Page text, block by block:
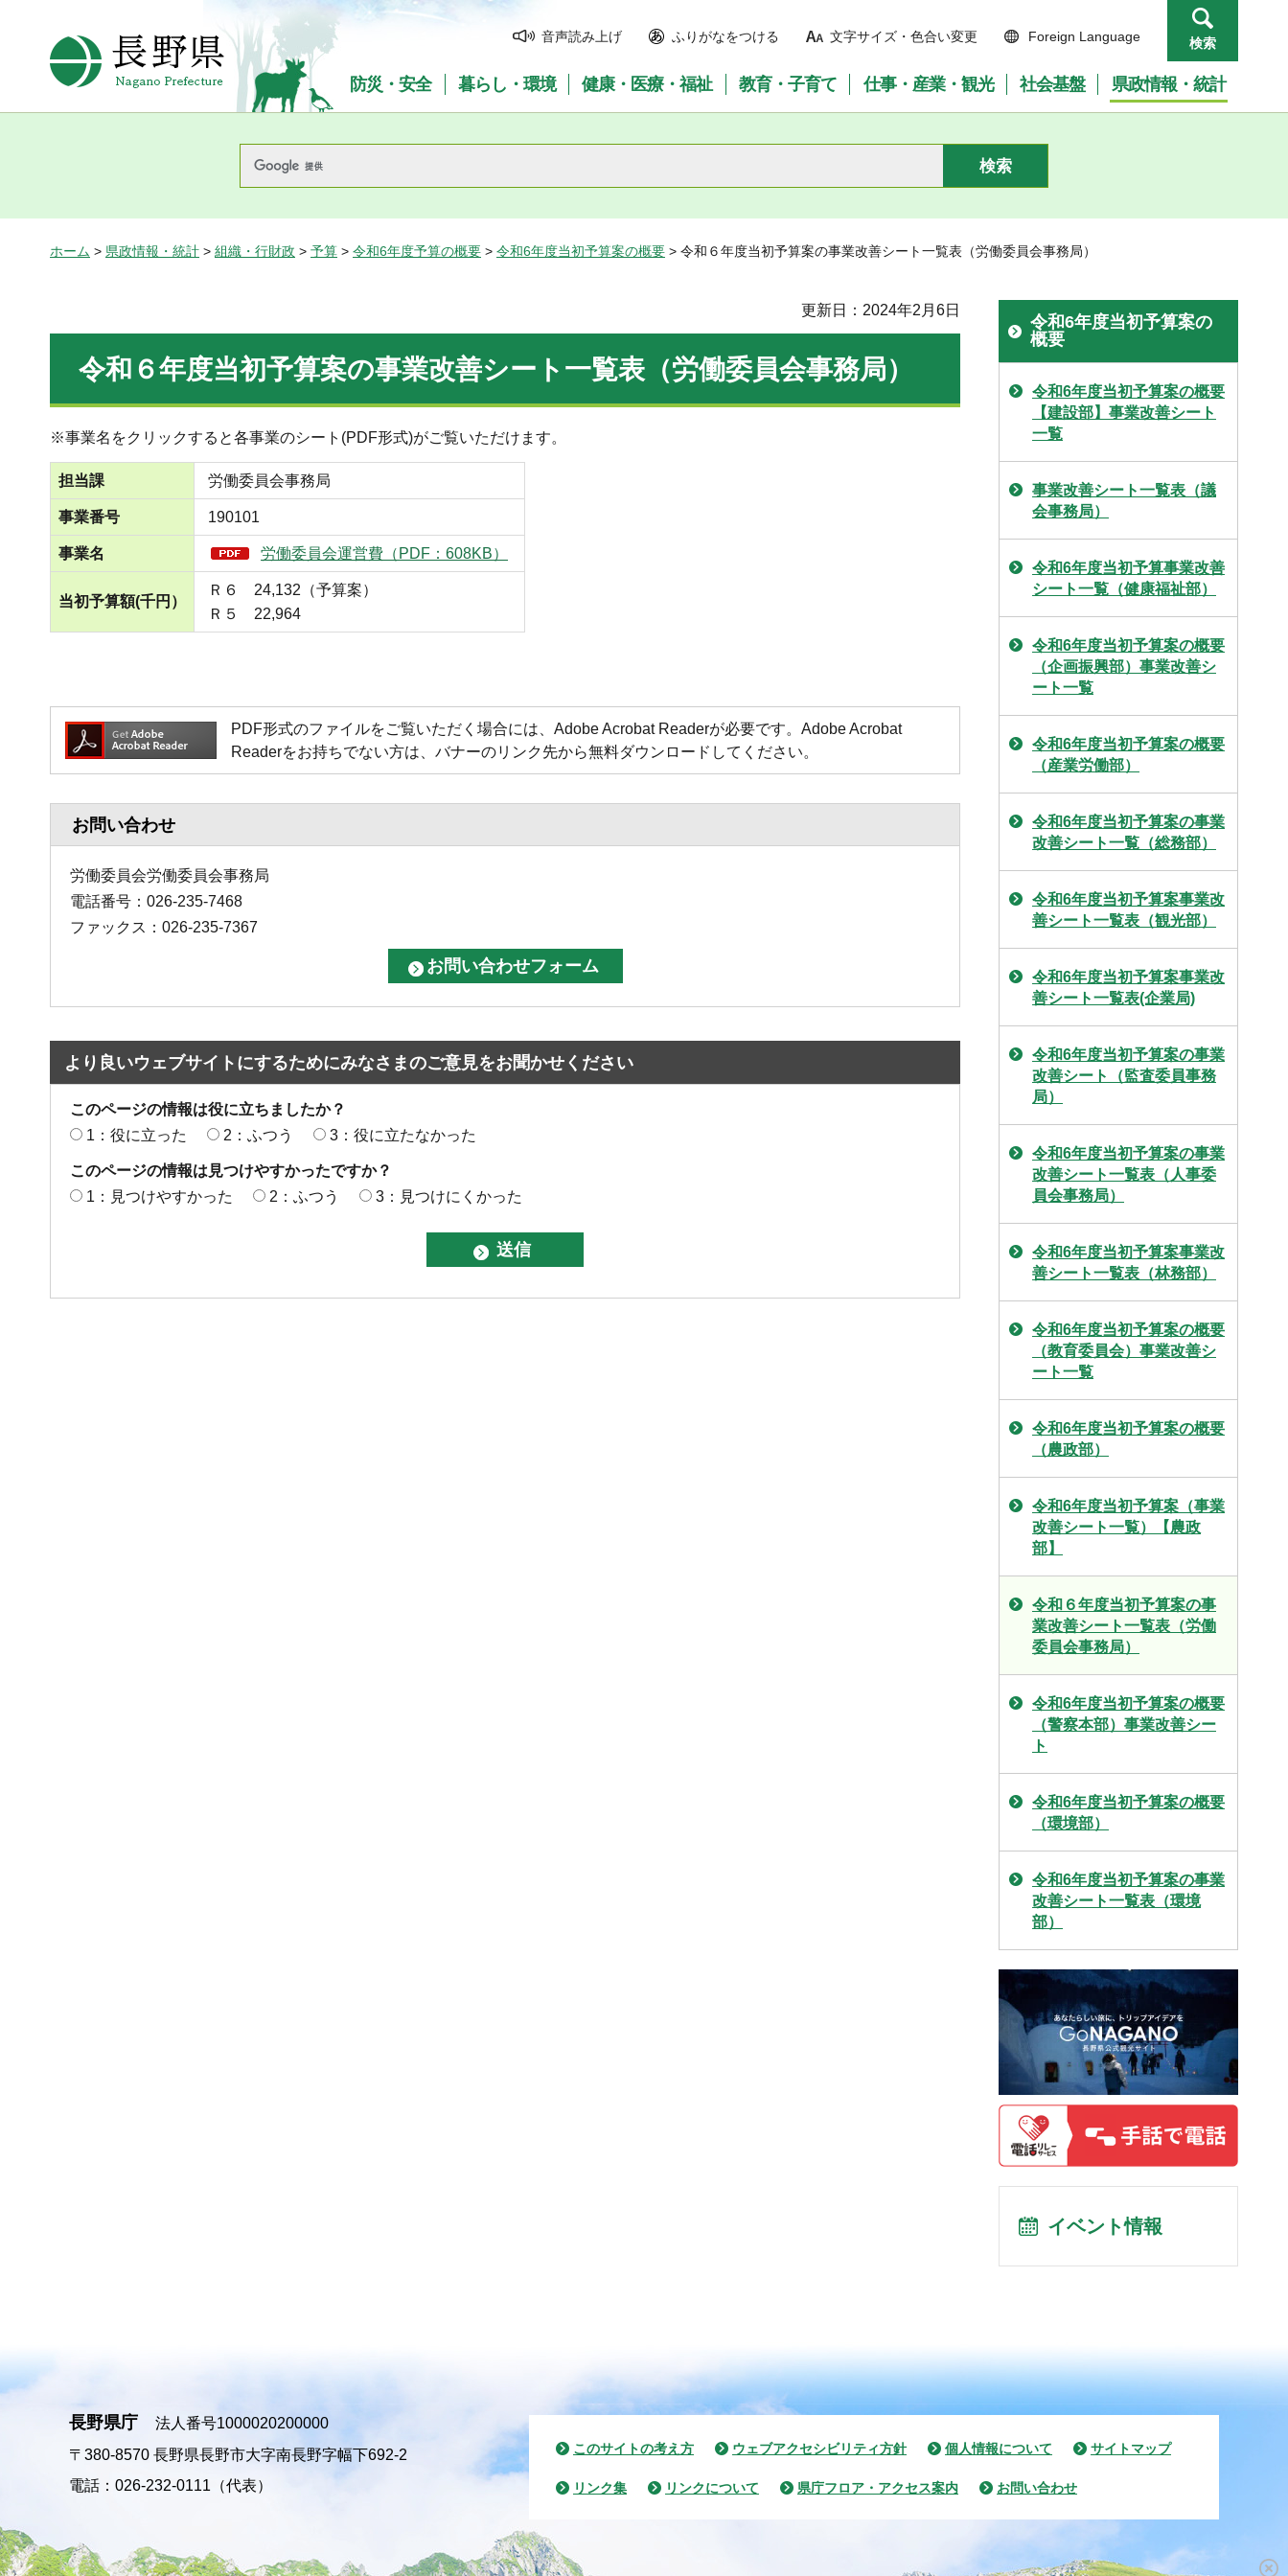
長野県Nagano Prefecture
音声読み上げ ふりがなをつける 文字サイズ・色合い変更 Foreign Language 検索
防災・安全 暮らし・環境 健康・医療・福祉 教育・子育て 仕事・産業・観光 社会基盤 県政情報・統計
ホーム > 県政情報・統計 > 組織・行財政 > 予算 > 令和6年度予算の概要 > 令和6年度当初予算案の概要 > 令和６年度当初予算案の事業改善シート一覧表（労働委員会事務局）
更新日：2024年2月6日
令和６年度当初予算案の事業改善シート一覧表（労働委員会事務局）
※事業名をクリックすると各事業のシート(PDF形式)がご覧いただけます。
担当課 労働委員会事務局
事業番号 190101
事業名 労働委員会運営費（PDF：608KB）
当初予算額(千円）
Ｒ６ 24,132（予算案）
Ｒ５ 22,964
PDF形式のファイルをご覧いただく場合には、Adobe Acrobat Readerが必要です。Adobe Acrobat
Readerをお持ちでない方は、バナーのリンク先から無料ダウンロードしてください。
お問い合わせ
労働委員会労働委員会事務局
電話番号：026-235-7468
ファックス：026-235-7367
より良いウェブサイトにするためにみなさまのご意見をお聞かせください
このページの情報は役に立ちましたか？
1：役に立った
2：ふつう 3：役に立たなかった
このページの情報は見つけやすかったですか？
1：見つけやすかった
2：ふつう 3：見つけにくかった
令和6年度当初予算案の
概要
令和6年度当初予算案の概要
【建設部】事業改善シート
一覧
事業改善シート一覧表（議
会事務局）
令和6年度当初予算事業改善
シート一覧（健康福祉部）
令和6年度当初予算案の概要
（企画振興部）事業改善シ
ート一覧
令和6年度当初予算案の概要
（産業労働部）
令和6年度当初予算案の事業
改善シート一覧（総務部）
令和6年度当初予算案事業改
善シート一覧表（観光部）
令和6年度当初予算案事業改
善シート一覧表(企業局)
令和6年度当初予算案の事業
改善シート（監査委員事務
局）
令和6年度当初予算案の事業
改善シート一覧表（人事委
員会事務局）
令和6年度当初予算案事業改
善シート一覧表（林務部）
令和6年度当初予算案の概要
（教育委員会）事業改善シ
ート一覧
令和6年度当初予算案の概要
（農政部）
令和6年度当初予算案（事業
改善シート一覧）【農政
部】
令和６年度当初予算案の事
業改善シート一覧表（労働
委員会事務局）
令和6年度当初予算案の概要
（警察本部）事業改善シー
ト
令和6年度当初予算案の概要
（環境部）
令和6年度当初予算案の事業
改善シート一覧表（環境
部）
イベント情報
長野県庁
法人番号1000020200000
〒380-8570 長野県長野市大字南長野字幅下692-2
電話：026-232-0111（代表）
このサイトの考え方 ウェブアクセシビリティ方針 個人情報について サイトマップ
リンク集 リンクについて 県庁フロア・アクセス案内 お問い合わせ